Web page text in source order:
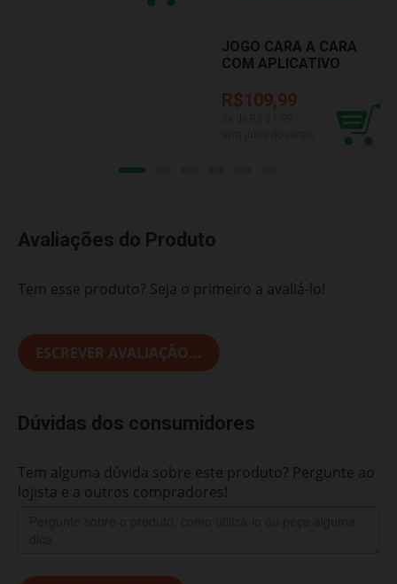
JOGO CARA A CARA
COM APLICATIVO
1201602900022
R$109,99
Avaliações do Produto
Tem esse produto? Seja o primeiro a avaliá-lo!
ESCREVER AVALIAÇÃO...
Dúvidas dos consumidores
Tem alguma dúvida sobre este produto? Pergunte ao
lojista e a outros compradores!